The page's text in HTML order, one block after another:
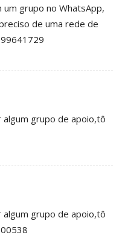
grupo no WhatsApp,
de uma rede de
grupo de apoio,tô
grupo de apoio,tô